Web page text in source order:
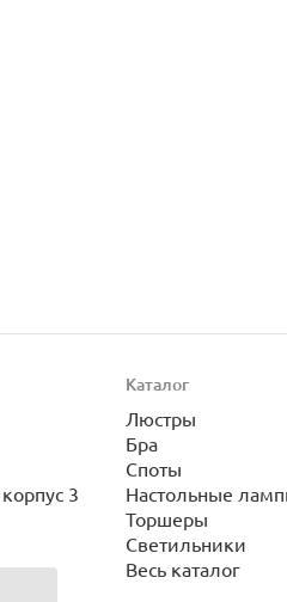
3
Каталог
Люстры
Бра
Споты
Настольные
Торшеры
Светильники
Весь каталог